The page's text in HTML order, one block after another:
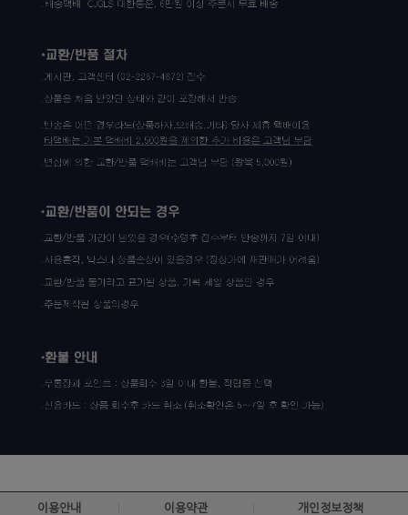
이용안내 이용약관 개인정보정책